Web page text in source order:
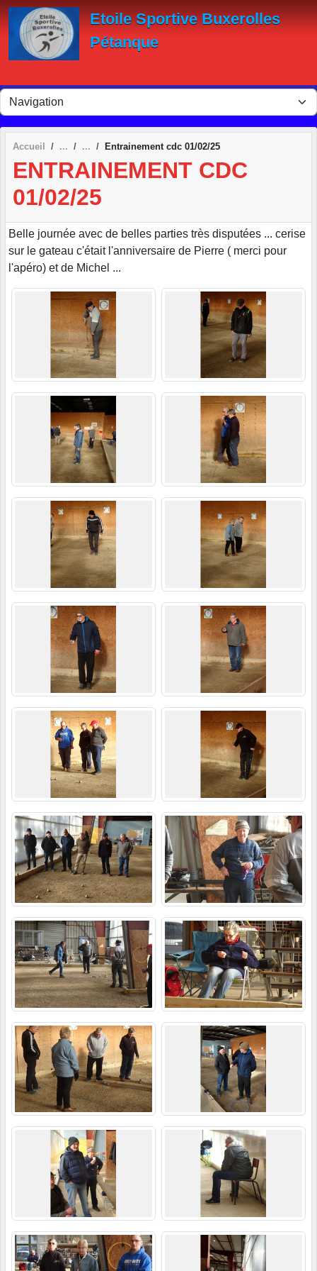
Etoile Sportive Buxerolles
Pétanque
Accueil Entrainement cdc 01/02/25
ENTRAINEMENT CDC
01/02/25
Belle journée avec de belles parties très disputées ... cerise
sur le gateau c'était l'anniversaire de Pierre ( merci pour
l'apéro) et de Michel ...
Panneau de gestion des cookies